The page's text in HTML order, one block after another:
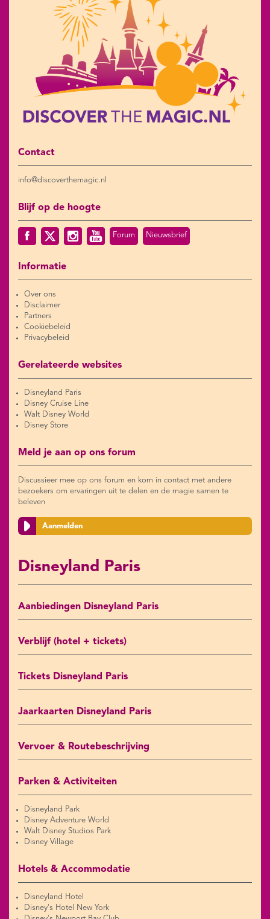
Contact
info@discoverthemagic.nl
Blijf op de hoogte
Forum Nieuwsbrief
Informatie
Over ons
Disclaimer
Partners
Cookiebeleid
Privacybeleid
Gerelateerde websites
Disneyland Paris
Disney Cruise Line
Walt Disney World
Disney Store
Meld je aan op ons forum
Discussieer mee op ons forum en kom in contact met andere
bezoekers om ervaringen uit te delen en de magie samen te
beleven
Aanmelden
Disneyland Paris
Aanbiedingen Disneyland Paris
Verblijf (hotel + tickets)
Tickets Disneyland Paris
Jaarkaarten Disneyland Paris
Vervoer & Routebeschrijving
Parken & Activiteiten
Disneyland Park
Disney Adventure World
Walt Disney Studios Park
Disney Village
Hotels & Accommodatie
Disneyland Hotel
Disney's Hotel New York